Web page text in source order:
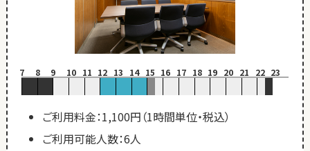
7 8 9 10 11 12 13 14 15 16 17 18 19 20 21 22 23
ご利用料金：1,100円（1時間単位・税込）
ご利用可能人数：6人